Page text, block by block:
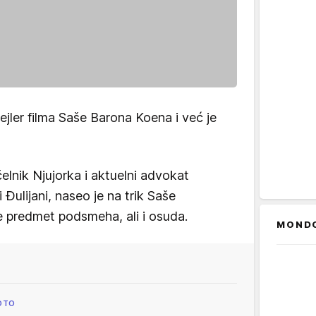
filma Saše Barona Koena i već je
Njujorka i aktuelni advokat
naseo je na trik Saše
podsmeha, ali i osuda.